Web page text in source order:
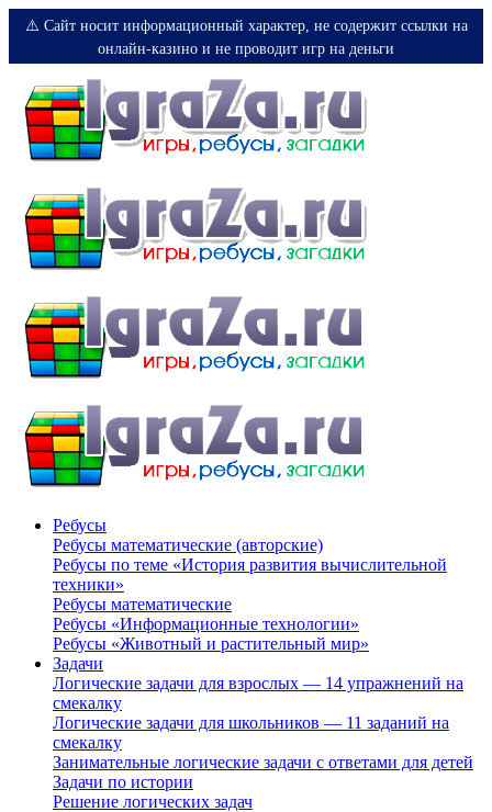
⚠️ Сайт носит информационный характер, не содержит ссылки на
онлайн-казино и не проводит игр на деньги
Ребусы
Ребусы математические (авторские)
Ребусы по теме «История развития вычислительной
техники»
Ребусы математические
Ребусы «Информационные технологии»
Ребусы «Животный и растительный мир»
Задачи
Логические задачи для взрослых — 14 упражнений на
смекалку
Логические задачи для школьников — 11 заданий на
смекалку
Занимательные логические задачи с ответами для детей
Задачи по истории
Решение логических задач